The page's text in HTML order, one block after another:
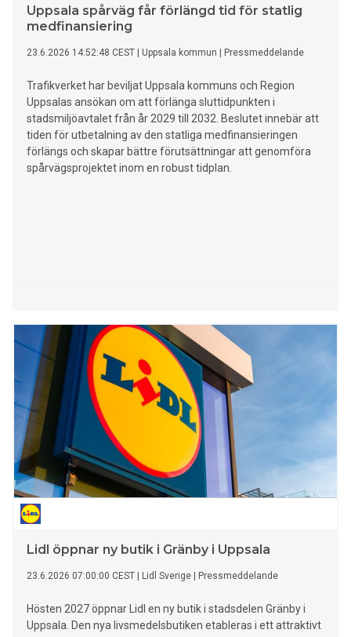
Uppsala spårväg får förlängd tid för statlig
medfinansiering
23.6.2026 14:52:48 CEST Uppsala kommun Pressmeddelande
Trafikverket har beviljat Uppsala kommuns och Region
Uppsalas ansökan om att förlänga sluttidpunkten i
stadsmiljöavtalet från år 2029 till 2032. Beslutet innebär att
tiden för utbetalning av den statliga medfinansieringen
förlängs och skapar bättre förutsättningar att genomföra
spårvägsprojektet inom en robust tidplan.
Lidl öppnar ny butik i Gränby i Uppsala
23.6.2026 07:00:00 CEST Lidl Sverige Pressmeddelande
Hösten 2027 öppnar Lidl en ny butik i stadsdelen Gränby i
Uppsala. Den nya livsmedelsbutiken etableras i ett attraktivt